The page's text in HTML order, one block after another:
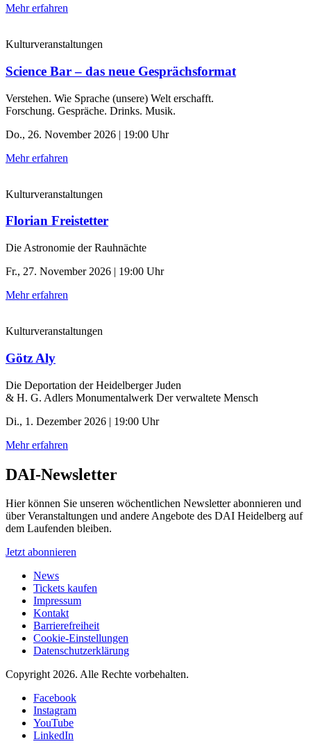
Mehr erfahren
Kulturveranstaltungen
Science Bar – das neue Gesprächsformat
Verstehen. Wie Sprache (unsere) Welt erschafft.
Forschung. Gespräche. Drinks. Musik.
Do., 26. November 2026 | 19:00 Uhr
Mehr erfahren
Kulturveranstaltungen
Florian Freistetter
Die Astronomie der ­Rauhnächte
Fr., 27. November 2026 | 19:00 Uhr
Mehr erfahren
Kulturveranstaltungen
Götz Aly
Die Deportation der ­Heidelberger Juden
& H. G. Adlers Monumentalwerk Der verwaltete Mensch
Di., 1. Dezember 2026 | 19:00 Uhr
Mehr erfahren
DAI-Newsletter
Hier können Sie unseren wöchentlichen Newsletter abonnieren und
über Veranstaltungen und andere Angebote des DAI Heidelberg auf
dem Laufenden bleiben.
Jetzt abonnieren
News
Tickets kaufen
Impressum
Kontakt
Barrierefreiheit
Cookie-Einstellungen
Datenschutzerklärung
Copyright 2026. Alle Rechte vorbehalten.
Facebook
Instagram
YouTube
LinkedIn